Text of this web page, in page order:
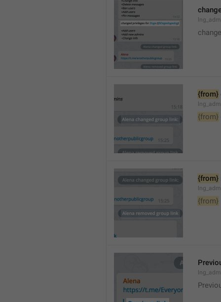
{from}
{from}
{from}
{from}